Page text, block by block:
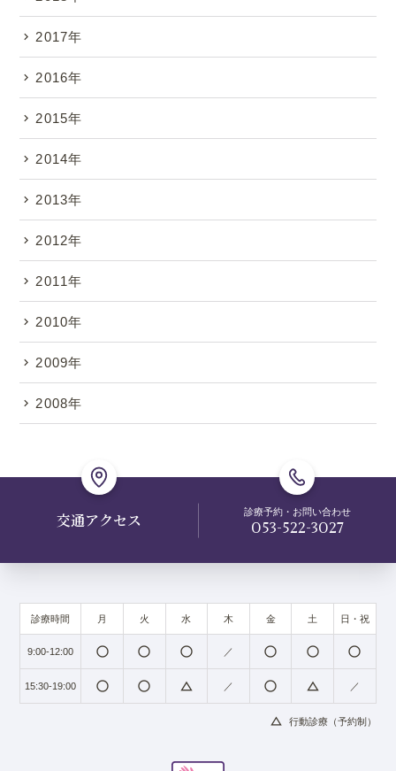
2017年
2016年
2015年
2014年
2013年
2012年
2011年
2010年
2009年
2008年
交通アクセス 診療予約・お問い合わせ
053-522-3027
診療時間 月 火 水 木 金 土 日・祝
9:00-12:00 radio_button_unchecked radio_button_unchecked radio_button_unchecked ／ radio_button_unchecked radio_button_unchecked radio_button_unchecked
15:30-19:00 radio_button_unchecked radio_button_unchecked change_history ／ radio_button_unchecked change_history ／
change_history 行動診療（予約制）